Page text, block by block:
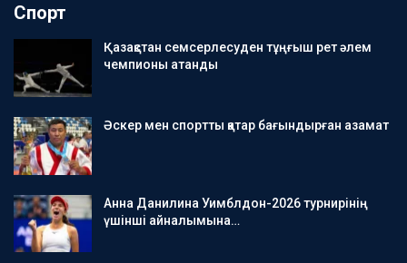
Спорт
Қазақстан семсерлесуден тұңғыш рет әлем
чемпионы атанды
Әскер мен спортты қатар бағындырған азамат
Анна Данилина Уимблдон-2026 турнирінің
үшінші айналымына…